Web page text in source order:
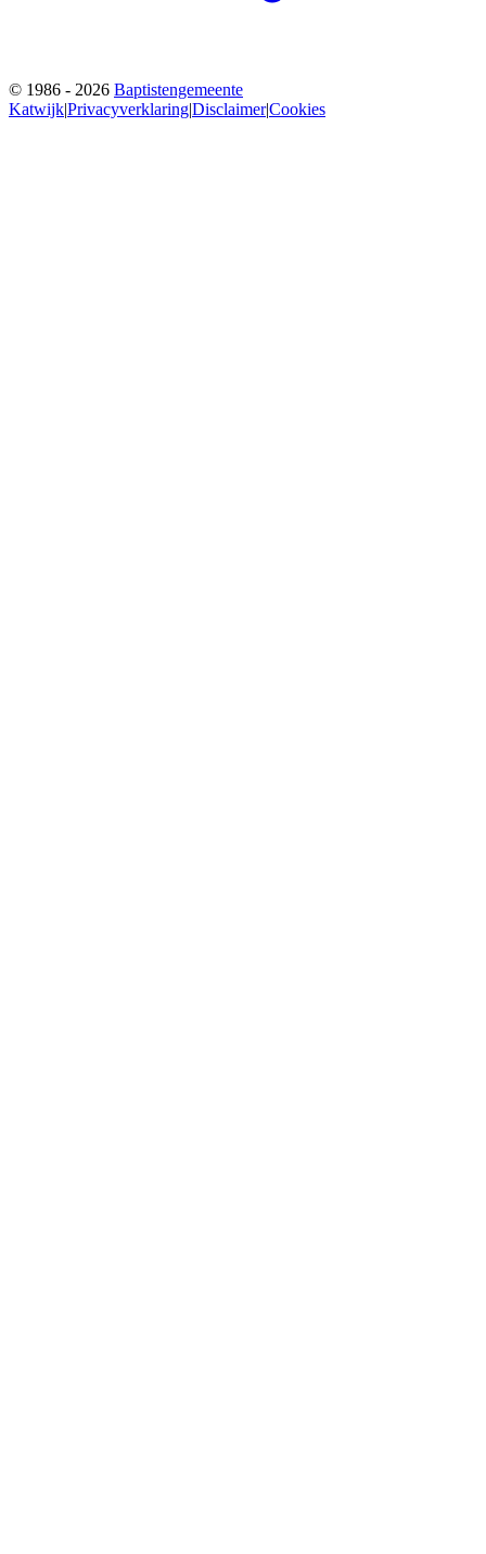
© 1986 - 2026 Baptistengemeente
Katwijk|Privacyverklaring|Disclaimer|Cookies